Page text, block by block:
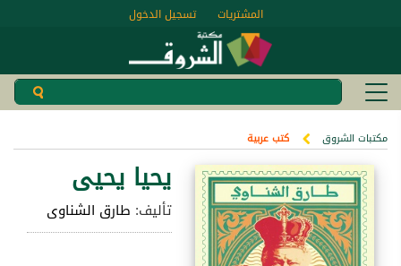
تسجيل الدخول المشتريات
مكتبات الشروق كتب عربية
يحيا يحيى
تأليف: طارق الشناوى